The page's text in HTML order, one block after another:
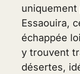
uniquement
Essaouira,
échappée
y trouvent
désertes,